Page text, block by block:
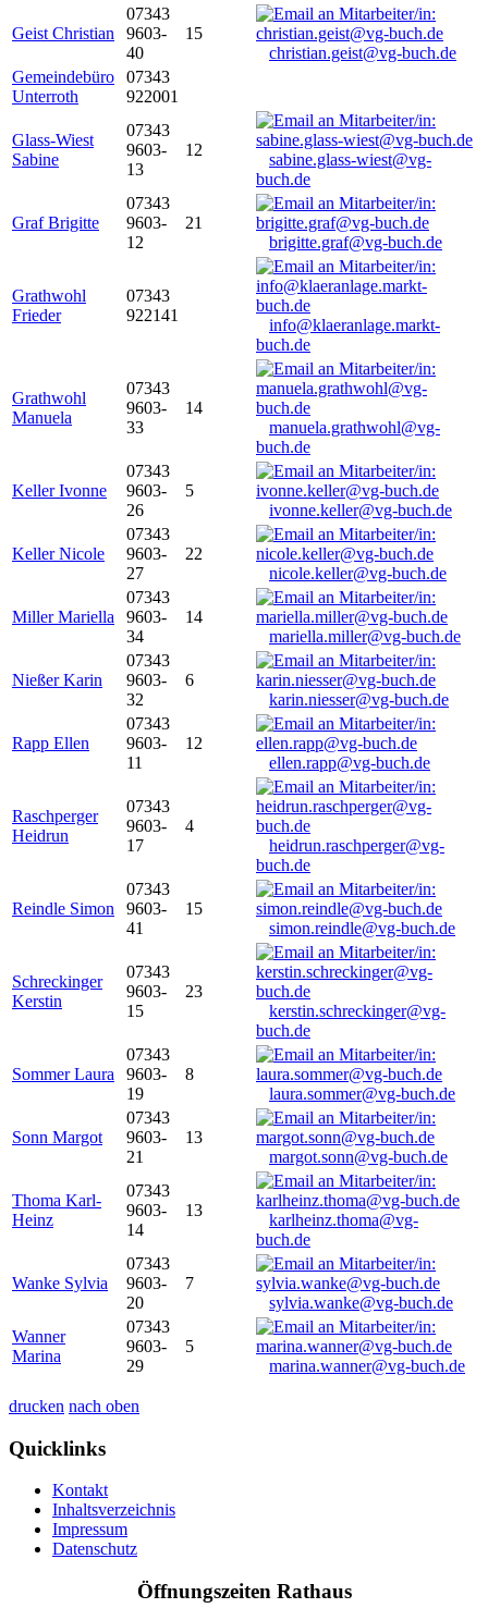
Geist Christian
07343
9603-
40
15
christian.geist@vg-buch.de
Gemeindebüro
Unterroth
07343
922001
Glass-Wiest
Sabine
07343
9603-
13
12
sabine.glass-wiest@vg-
buch.de
Graf Brigitte
07343
9603-
12
21
brigitte.graf@vg-buch.de
Grathwohl
Frieder
07343
922141
info@klaeranlage.markt-
buch.de
Grathwohl
Manuela
07343
9603-
33
14
manuela.grathwohl@vg-
buch.de
Keller Ivonne
07343
9603-
26
5
ivonne.keller@vg-buch.de
Keller Nicole
07343
9603-
27
22
nicole.keller@vg-buch.de
Miller Mariella
07343
9603-
34
14
mariella.miller@vg-buch.de
Nießer Karin
07343
9603-
32
6
karin.niesser@vg-buch.de
Rapp Ellen
07343
9603-
11
12
ellen.rapp@vg-buch.de
Raschperger
Heidrun
07343
9603-
17
4
heidrun.raschperger@vg-
buch.de
Reindle Simon
07343
9603-
41
15
simon.reindle@vg-buch.de
Schreckinger
Kerstin
07343
9603-
15
23
kerstin.schreckinger@vg-
buch.de
Sommer Laura
07343
9603-
19
8
laura.sommer@vg-buch.de
Sonn Margot
07343
9603-
21
13
margot.sonn@vg-buch.de
Thoma Karl-
Heinz
07343
9603-
14
13
karlheinz.thoma@vg-
buch.de
Wanke Sylvia
07343
9603-
20
7
sylvia.wanke@vg-buch.de
Wanner
Marina
07343
9603-
29
5
marina.wanner@vg-buch.de
drucken nach oben
Quicklinks
Kontakt
Inhaltsverzeichnis
Impressum
Datenschutz
Öffnungszeiten Rathaus